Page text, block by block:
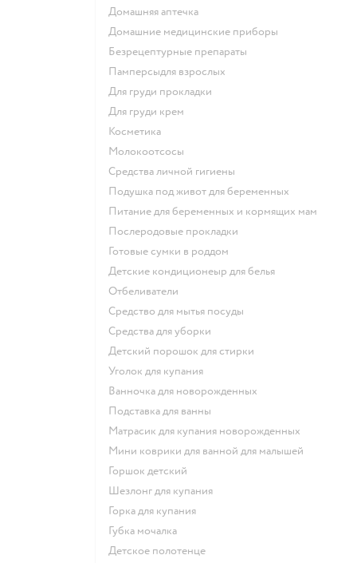
домашняя аптечка
домашние медицинские приборы
безрецептурные препараты
памперсыдля взрослых
для груди прокладки
для груди крем
косметика
Молокоотсосы
средства личной гигиены
подушка под живот для беременных
питание для беременных и кормящих мам
послеродовые прокладки
готовые сумки в роддом
детские кондиционеыр для белья
отбеливатели
средство для мытья посуды
средства для уборки
детский порошок для стирки
уголок для купания
ванночка для новорожденных
подставка для ванны
матрасик для купания новорожденных
мини коврики для ванной для малышей
горшок детский
шезлонг для купания
горка для купания
губка мочалка
детское полотенце